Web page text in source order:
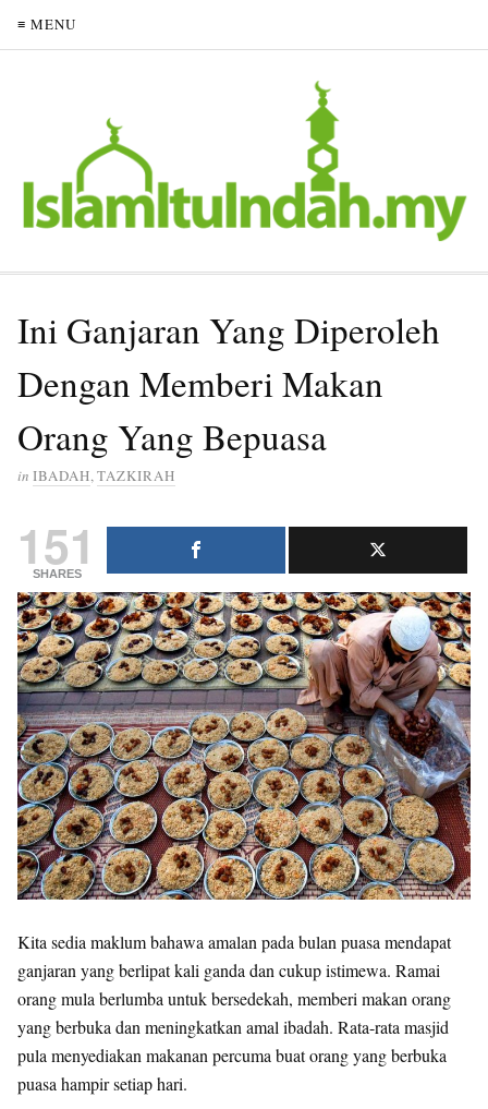
≡ MENU
Ini Ganjaran Yang Diperoleh
Dengan Memberi Makan
Orang Yang Bepuasa
in IBADAH,TAZKIRAH
151
SHARES
Kita sedia maklum bahawa amalan pada bulan puasa mendapat
ganjaran yang berlipat kali ganda dan cukup istimewa. Ramai
orang mula berlumba untuk bersedekah, memberi makan orang
yang berbuka dan meningkatkan amal ibadah. Rata-rata masjid
pula menyediakan makanan percuma buat orang yang berbuka
puasa hampir setiap hari.